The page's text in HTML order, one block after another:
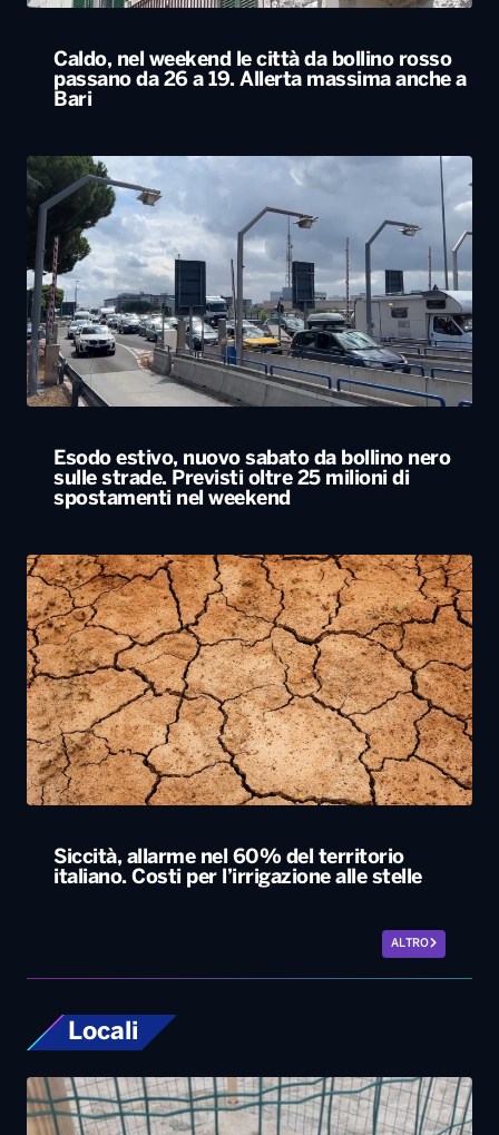
Caldo, nel weekend le città da bollino rosso
passano da 26 a 19. Allerta massima anche a
Bari
Esodo estivo, nuovo sabato da bollino nero
sulle strade. Previsti oltre 25 milioni di
spostamenti nel weekend
Siccità, allarme nel 60% del territorio
italiano. Costi per l’irrigazione alle stelle
ALTRO
Locali